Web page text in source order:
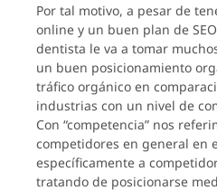
Por tal motivo, a pesar de
online y un buen plan de
dentista le va a tomar
un buen posicionamiento
tráfico orgánico en
industrias con un nivel de
Con “competencia” nos
competidores en general en
específicamente a
tratando de posicionarse